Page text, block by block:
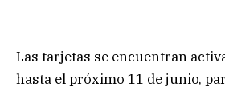
Las tarjetas se encuentran
hasta el próximo 11 de junio,